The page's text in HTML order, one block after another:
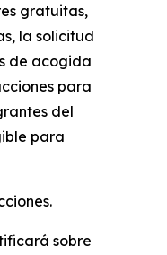
gratuitas,
la solicitud
de acogida
para
del
para
sobre